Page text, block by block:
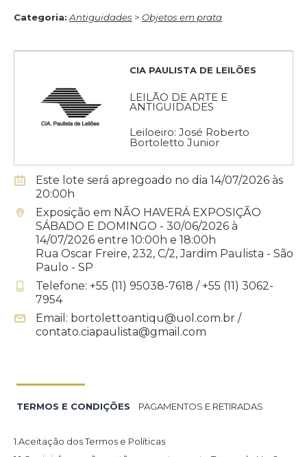
Categoria: Antiguidades > Objetos em prata
CIA PAULISTA DE LEILÕES
LEILÃO DE ARTE E
ANTIGUIDADES
Leiloeiro: José Roberto
Bortoletto Junior
Este lote será apregoado no dia 14/07/2026 às
20:00h
Exposição em NÃO HAVERÁ EXPOSIÇÃO
SÁBADO E DOMINGO - 30/06/2026 à
14/07/2026 entre 10:00h e 18:00h
Rua Oscar Freire, 232, C/2, Jardim Paulista - São
Paulo - SP
Telefone: +55 (11) 95038-7618 / +55 (11) 3062-
7954
Email: bortolettoantiqu@uol.com.br /
contato.ciapaulista@gmail.com
TERMOS E CONDIÇÕES PAGAMENTOS E RETIRADAS
1.Aceitação dos Termos e Políticas